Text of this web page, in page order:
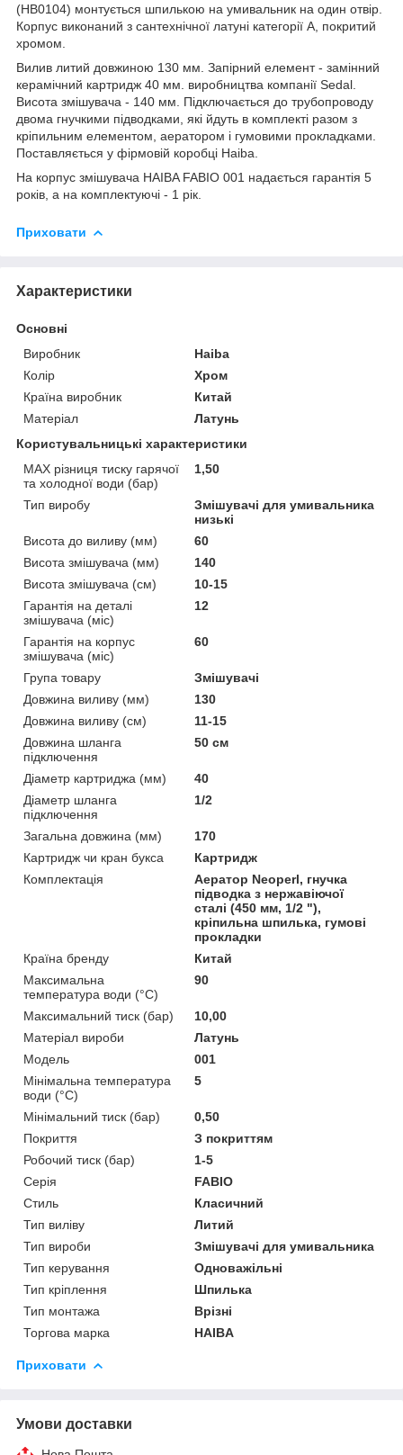
(HB0104) монтується шпилькою на умивальник на один отвір.
Корпус виконаний з сантехнічної латуні категорії А, покритий
хромом.
Вилив литий довжиною 130 мм. Запірний елемент - замінний
керамічний картридж 40 мм. виробництва компанії Sedal.
Висота змішувача - 140 мм. Підключається до трубопроводу
двома гнучкими підводками, які йдуть в комплекті разом з
кріпильним елементом, аератором і гумовими прокладками.
Поставляється у фірмовій коробці Haiba.
На корпус змішувача HAIBA FABIO 001 надається гарантія 5
років, а на комплектуючі - 1 рік.
Приховати
Характеристики
Основні
Виробник
Haiba
Колір
Хром
Країна виробник
Китай
Матеріал
Латунь
Користувальницькі характеристики
MAX різниця тиску гарячої
та холодної води (бар)
1,50
Тип виробу
Змішувачі для умивальника
низькі
Висота до виливу (мм)
60
Висота змішувача (мм)
140
Висота змішувача (см)
10-15
Гарантія на деталі
змішувача (міс)
12
Гарантія на корпус
змішувача (міс)
60
Група товару
Змішувачі
Довжина виливу (мм)
130
Довжина виливу (см)
11-15
Довжина шланга
підключення
50 см
Діаметр картриджа (мм)
40
Діаметр шланга
підключення
1/2
Загальна довжина (мм)
170
Картридж чи кран букса
Картридж
Комплектація
Аератор Neoperl, гнучка
підводка з нержавіючої
сталі (450 мм, 1/2 "),
кріпильна шпилька, гумові
прокладки
Країна бренду
Китай
Максимальна
температура води (°C)
90
Максимальний тиск (бар)
10,00
Матеріал вироби
Латунь
Мoдель
001
Мінімальна температура
води (°C)
5
Мінімальний тиск (бар)
0,50
Покриття
З покриттям
Робочий тиск (бар)
1-5
Серія
FABIO
Стиль
Класичний
Тип виліву
Литий
Тип вироби
Змішувачі для умивальника
Тип керування
Одноважільні
Тип кріплення
Шпилька
Тип монтажа
Врізні
Торгова марка
HAIBA
Приховати
Умови доставки